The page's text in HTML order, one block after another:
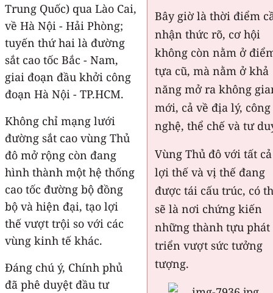
Bây giờ là thời điểm
nhận thức rõ, cơ hội
không còn nằm ở
tựa cũ, mà nằm ở khả
năng mở ra không
mới, cả về địa lý, công
nghệ, thể chế và tư
Vùng Thủ đô với tất cả
lợi thế và vị thế đang
được tái cấu trúc, có
sẽ là nơi chứng kiến
những thành tựu phát
triển vượt sức tưởng
tượng.
Trung Quốc) qua Lào Cai,
về Hà Nội - Hải Phòng;
tuyến thứ hai là đường
sắt cao tốc Bắc - Nam,
giai đoạn đầu khởi công
đoạn Hà Nội - TP.HCM.
Không chỉ mạng lưới
đường sắt cao vùng Thủ
đô mở rộng còn đang
hình thành một hệ thống
cao tốc đường bộ đồng
bộ và hiện đại, tạo lợi
thế vượt trội so với các
vùng kinh tế khác.
Đáng chú ý, Chính phủ
đã phê duyệt đầu tư